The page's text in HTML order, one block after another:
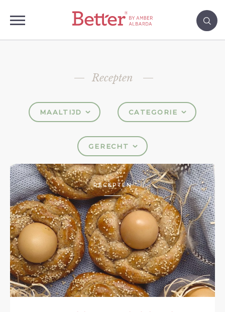
Recepten
MAALTIJD CATEGORIE
GERECHT
RECEPTEN